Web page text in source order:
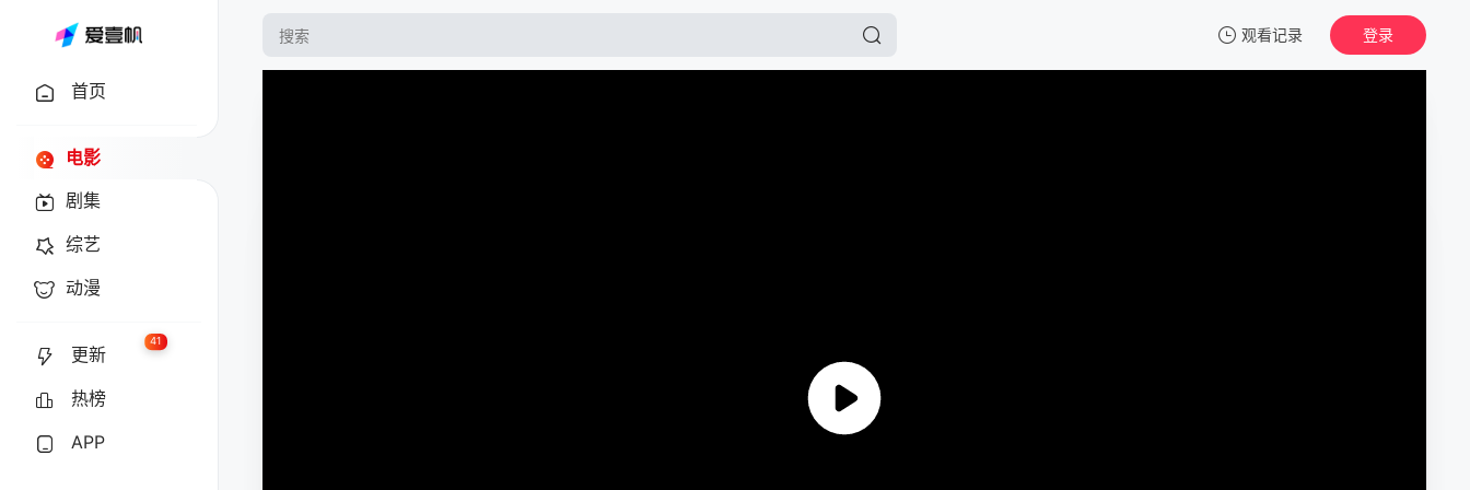
观看记录 登录
首页
电影
剧集
综艺
动漫
更新
41
热榜
APP